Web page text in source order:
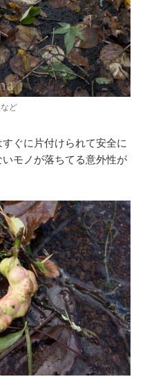
ど
ぐに片付けられて安全に
モノが落ちてる意外性が